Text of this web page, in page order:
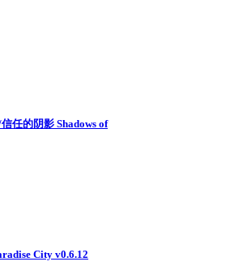
任的阴影 Shadows of
City v0.6.12